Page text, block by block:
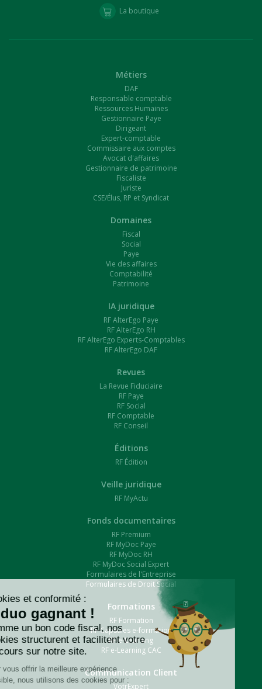
La boutique
Métiers
DAF
Responsable comptable
Ressources Humaines
Gestionnaire Paye
Dirigeant
Expert-comptable
Commissaire aux comptes
Avocat d'affaires
Gestionnaire de patrimoine
Fiscaliste
Juriste
CSE/Élus, RP et Syndicat
Domaines
Fiscal
Social
Paye
Vie des affaires
Comptabilité
Patrimoine
IA juridique
RF AlterEgo Paye
RF AlterEgo RH
RF AlterEgo Experts-Comptables
RF AlterEgo DAF
Revues
La Revue Fiduciaire
RF Paye
RF Social
RF Comptable
RF Conseil
Éditions
RF Édition
Veille juridique
RF MyActu
Fonds documentaires
RF Premium
RF MyDoc Paye
RF MyDoc RH
RF MyDoc Social Expert
Formulaires de l'Entreprise
Formulaires de Droit Social
Formations
RF Formation
RF Capsules e-formation
RF e-Learning
RF e-Learning CAC
Communication Client
VotrExpert